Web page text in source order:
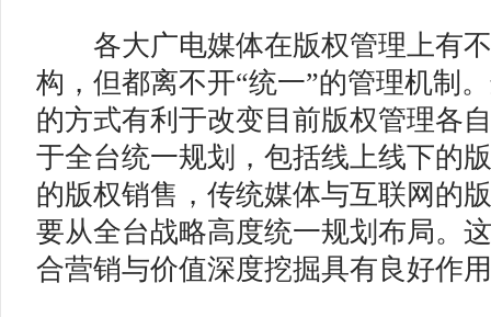
各大广电媒体在版权管理上有不
构，但都离不开“统一”的管理机制
的方式有利于改变目前版权管理各
于全台统一规划，包括线上线下的
的版权销售，传统媒体与互联网的
要从全台战略高度统一规划布局。
合营销与价值深度挖掘具有良好作